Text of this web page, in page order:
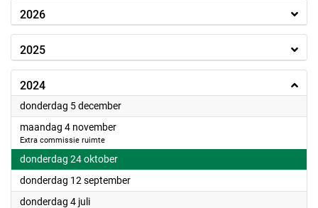
2026
2025
2024
donderdag 5 december2024
maandag 4 november2024
Extra commissie ruimte
donderdag 24 oktober2024
donderdag 12 september2024
donderdag 4 juli2024